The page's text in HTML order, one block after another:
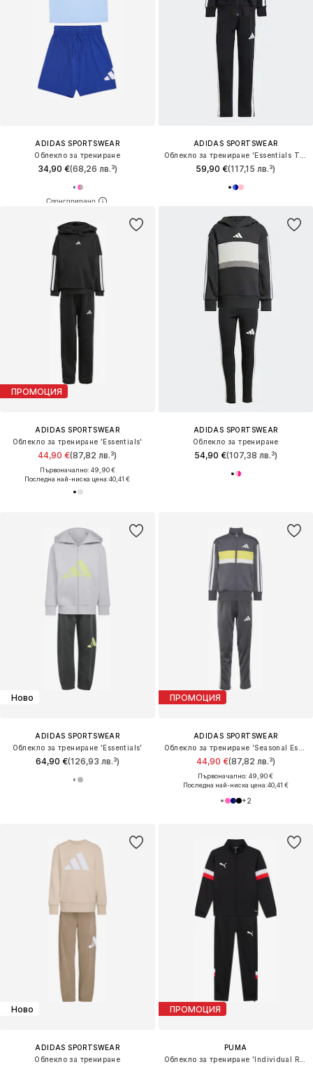
ADIDAS SPORTSWEAR
Облекло за трениране
34,90 €(68,26 лв.³)
ADIDAS SPORTSWEAR
59,90 €(117,15 лв.³)
ПРОМОЦИЯ
ADIDAS SPORTSWEAR
Облекло за трениране 'Essentials'
44,90 €(87,82 лв.³)
Първоначално: 49,90 €
Последна най-ниска цена:40,41 €
ADIDAS SPORTSWEAR
Облекло за трениране
54,90 €(107,38 лв.³)
Ново
ADIDAS SPORTSWEAR
Облекло за трениране 'Essentials'
64,90 €(126,93 лв.³)
ПРОМОЦИЯ
ADIDAS SPORTSWEAR
44,90 €(87,82 лв.³)
Първоначално: 49,90 €
Последна най-ниска цена:40,41 €
+2
Ново
ADIDAS SPORTSWEAR
Облекло за трениране
ПРОМОЦИЯ
PUMA